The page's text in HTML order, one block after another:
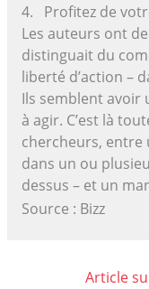
4. Profitez de
Les auteurs ont
distinguait du
liberté d’action –
Ils semblent avoir
à agir. C’est là
chercheurs, entre
dans un ou
dessus – et un
Source : Bizz
Article